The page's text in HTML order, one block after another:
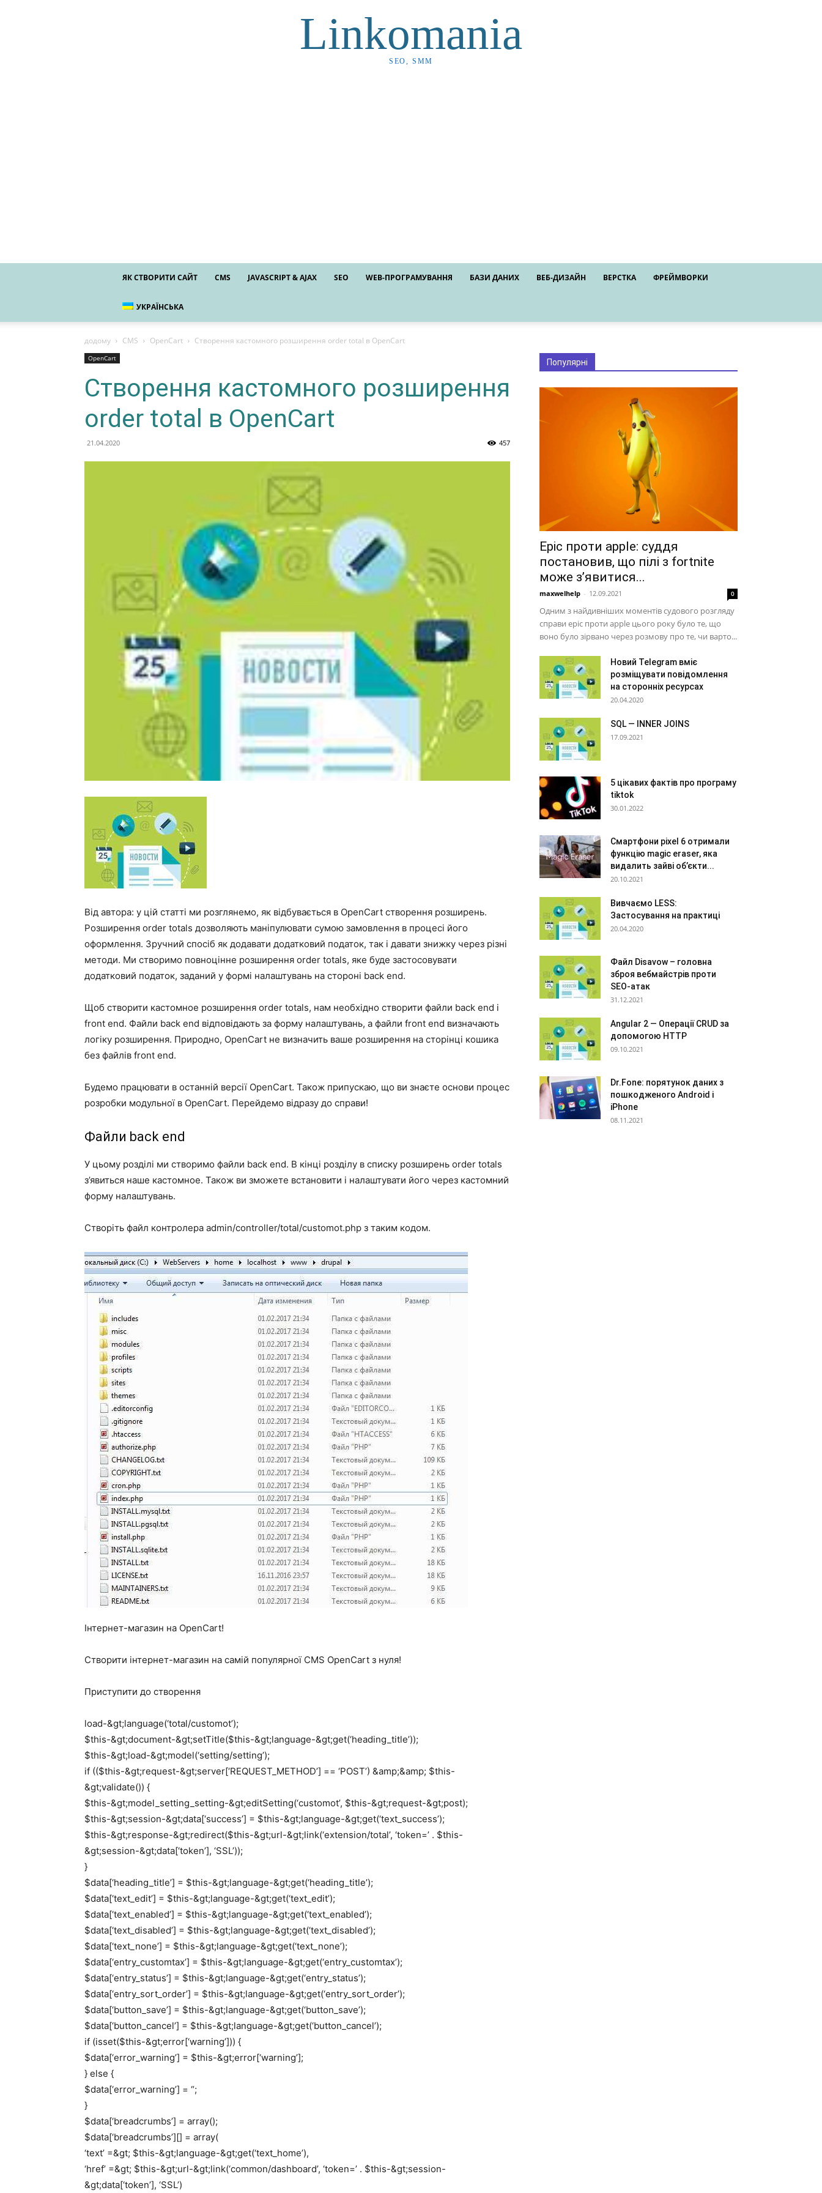
Linkomania
SEO, SMM
ЯК СТВОРИТИ САЙТ CMS JAVASCRIPT & AJAX SEO WEB-ПРОГРАМУВАННЯ БАЗИ ДАНИХ ВЕБ-ДИЗАЙН ВЕРСТКА ФРЕЙМВОРКИ
УКРАЇНСЬКА
додому CMS OpenCart Створення кастомного розширення order total в OpenCart
OpenCart
Створення кастомного розширення
order total в OpenCart
21.04.2020 457
Від автора: у цій статті ми розглянемо, як відбувається в OpenCart створення розширень.
Розширення order totals дозволяють маніпулювати сумою замовлення в процесі його
оформлення. Зручний спосіб як додавати додатковий податок, так і давати знижку через різні
методи. Ми створимо повноцінне розширення order totals, яке буде застосовувати
додатковий податок, заданий у формі налаштувань на стороні back end.
Щоб створити кастомное розширення order totals, нам необхідно створити файли back end і
front end. Файли back end відповідають за форму налаштувань, а файли front end визначають
логіку розширення. Природно, OpenCart не визначить ваше розширення на сторінці кошика
без файлів front end.
Будемо працювати в останній версії OpenCart. Також припускаю, що ви знаєте основи процес
розробки модульної в OpenCart. Перейдемо відразу до справи!
Файли back end
У цьому розділі ми створимо файли back end. В кінці розділу в списку розширень order totals
з’явиться наше кастомное. Також ви зможете встановити і налаштувати його через кастомний
форму налаштувань.
Створіть файл контролера admin/controller/total/customot.php з таким кодом.
Інтернет-магазин на OpenCart!
Створити інтернет-магазин на самій популярної CMS OpenCart з нуля!
Приступити до створення
load-&gt;language(‘total/customot’);
$this-&gt;document-&gt;setTitle($this-&gt;language-&gt;get(‘heading_title’));
$this-&gt;load-&gt;model(‘setting/setting’);
if (($this-&gt;request-&gt;server[‘REQUEST_METHOD’] == ‘POST’) &amp;&amp; $this-
&gt;validate()) {
$this-&gt;model_setting_setting-&gt;editSetting(‘customot’, $this-&gt;request-&gt;post);
$this-&gt;session-&gt;data[‘success’] = $this-&gt;language-&gt;get(‘text_success’);
$this-&gt;response-&gt;redirect($this-&gt;url-&gt;link(‘extension/total’, ‘token=’ . $this-
&gt;session-&gt;data[‘token’], ‘SSL’));
}
$data[‘heading_title’] = $this-&gt;language-&gt;get(‘heading_title’);
$data[‘text_edit’] = $this-&gt;language-&gt;get(‘text_edit’);
$data[‘text_enabled’] = $this-&gt;language-&gt;get(‘text_enabled’);
$data[‘text_disabled’] = $this-&gt;language-&gt;get(‘text_disabled’);
$data[‘text_none’] = $this-&gt;language-&gt;get(‘text_none’);
$data[‘entry_customtax’] = $this-&gt;language-&gt;get(‘entry_customtax’);
$data[‘entry_status’] = $this-&gt;language-&gt;get(‘entry_status’);
$data[‘entry_sort_order’] = $this-&gt;language-&gt;get(‘entry_sort_order’);
$data[‘button_save’] = $this-&gt;language-&gt;get(‘button_save’);
$data[‘button_cancel’] = $this-&gt;language-&gt;get(‘button_cancel’);
if (isset($this-&gt;error[‘warning’])) {
$data[‘error_warning’] = $this-&gt;error[‘warning’];
} else {
$data[‘error_warning’] = “;
}
$data[‘breadcrumbs’] = array();
$data[‘breadcrumbs’][] = array(
‘text’ =&gt; $this-&gt;language-&gt;get(‘text_home’),
‘href’ =&gt; $this-&gt;url-&gt;link(‘common/dashboard’, ‘token=’ . $this-&gt;session-
&gt;data[‘token’], ‘SSL’)
Популярні
Epic проти apple: суддя
постановив, що пілі з fortnite
може з’явитися...
maxwelhelp - 12.09.2021 0
Одним з найдивніших моментів судового розгляду
справи epic проти apple цього року було те, що
воно було зірвано через розмову про те, чи варто...
Новий Telegram вміє
розміщувати повідомлення
на сторонніх ресурсах
20.04.2020
SQL — INNER JOINS
17.09.2021
5 цікавих фактів про програму
tiktok
30.01.2022
Смартфони pixel 6 отримали
функцію magic eraser, яка
видалить зайві об’єкти...
20.10.2021
Вивчаємо LESS:
Застосування на практиці
20.04.2020
Файл Disavow – головна
зброя вебмайстрів проти
SEO-атак
31.12.2021
Angular 2 — Операції CRUD за
допомогою HTTP
09.10.2021
Dr.Fone: порятунок даних з
пошкодженого Android і
iPhone
08.11.2021